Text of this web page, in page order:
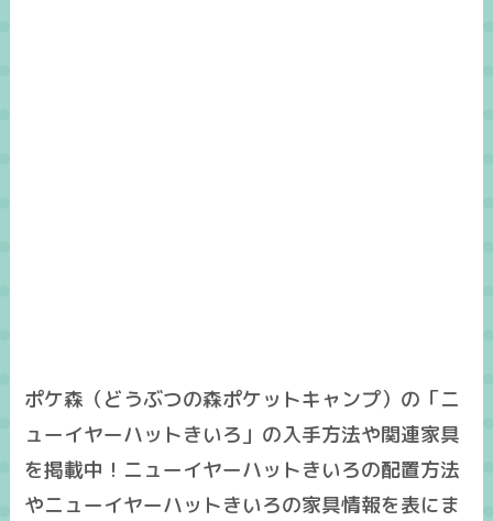
ポケ森（どうぶつの森ポケットキャンプ）の「ニ
ューイヤーハットきいろ」の入手方法や関連家具
を掲載中！ニューイヤーハットきいろの配置方法
やニューイヤーハットきいろの家具情報を表にま